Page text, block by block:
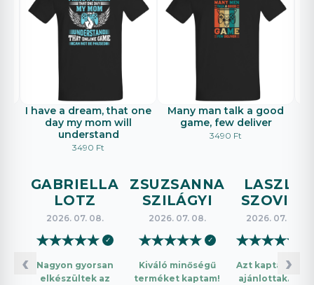
I have a dream, that one
day my mom will
understand
3490 Ft
Many man talk a good
game, few deliver
3490 Ft
‹
GABRIELLA
LOTZ
2026. 07. 08.
★★★★★ ✓
Nagyon gyorsan
elkészültek az
ZSUZSANNA
SZILÁGYI
2026. 07. 08.
★★★★★ ✓
Kiváló minőségű
terméket kaptam!
LASZLO
SZOVICS
2026. 07. 08.
★★★★★
Azt kaptam amit
ajánlottak. Jó a
›